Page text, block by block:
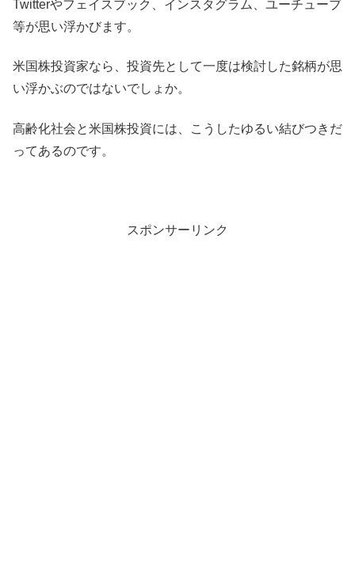
Twitterやフェイスブック、インスタグラム、ユーチューブ
等が思い浮かびます。
米国株投資家なら、投資先として一度は検討した銘柄が思
い浮かぶのではないでしょか。
高齢化社会と米国株投資には、こうしたゆるい結びつきだ
ってあるのです。
スポンサーリンク